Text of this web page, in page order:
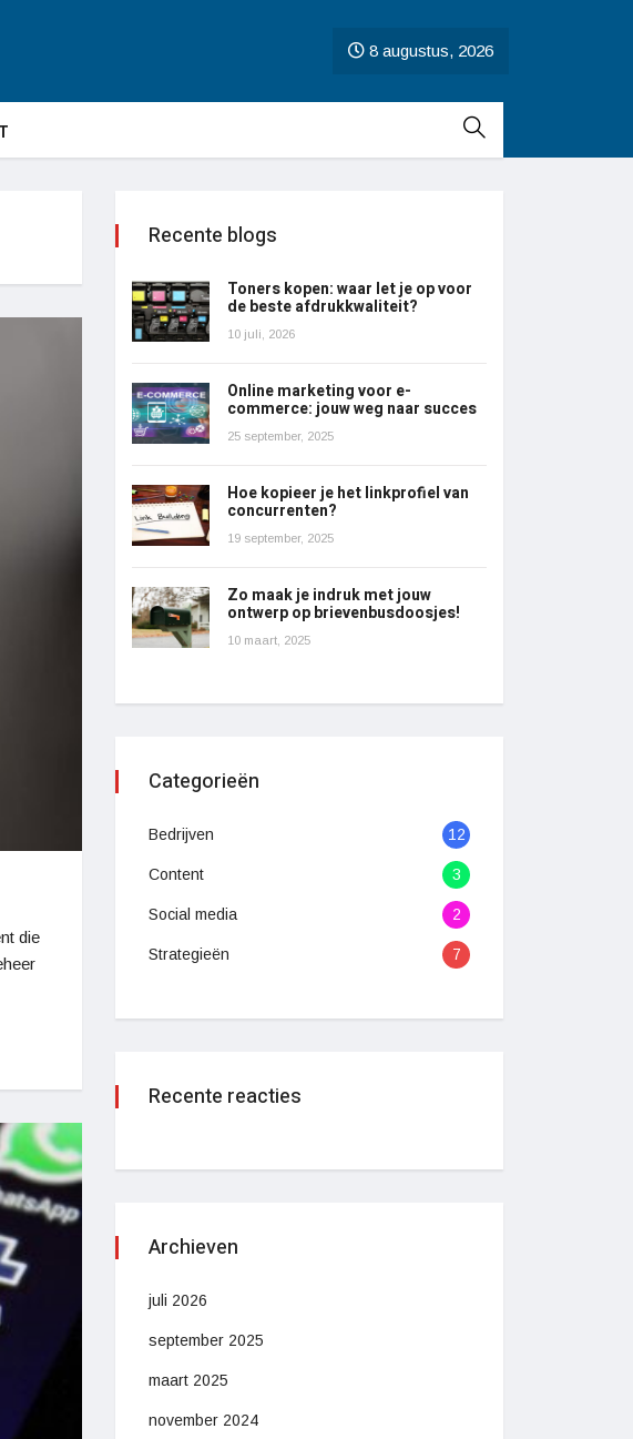
8 augustus, 2026
die
Recente blogs
Toners kopen: waar let je op voor
de beste afdrukkwaliteit?
10 juli, 2026
Online marketing voor e-
commerce: jouw weg naar succes
25 september, 2025
Hoe kopieer je het linkprofiel van
concurrenten?
19 september, 2025
Zo maak je indruk met jouw
ontwerp op brievenbusdoosjes!
10 maart, 2025
Categorieën
Bedrijven 12
Content 3
Social media 2
Strategieën 7
Recente reacties
Archieven
juli 2026
september 2025
maart 2025
november 2024